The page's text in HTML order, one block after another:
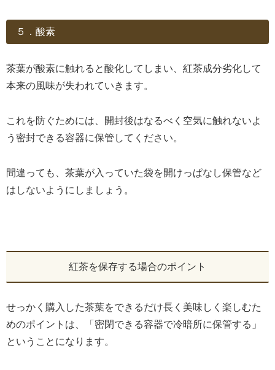
５．酸素
茶葉が酸素に触れると酸化してしまい、紅茶成分劣化して
本来の風味が失われていきます。
これを防ぐためには、開封後はなるべく空気に触れないよ
う密封できる容器に保管してください。
間違っても、茶葉が入っていた袋を開けっぱなし保管など
はしないようにしましょう。
紅茶を保存する場合のポイント
せっかく購入した茶葉をできるだけ長く美味しく楽しむた
めのポイントは、「密閉できる容器で冷暗所に保管する」
ということになります。